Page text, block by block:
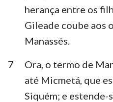
herança entre os
Gileade coube aos
Manassés.
7
Ora, o termo de
até Micmetá, que
Siquém; e